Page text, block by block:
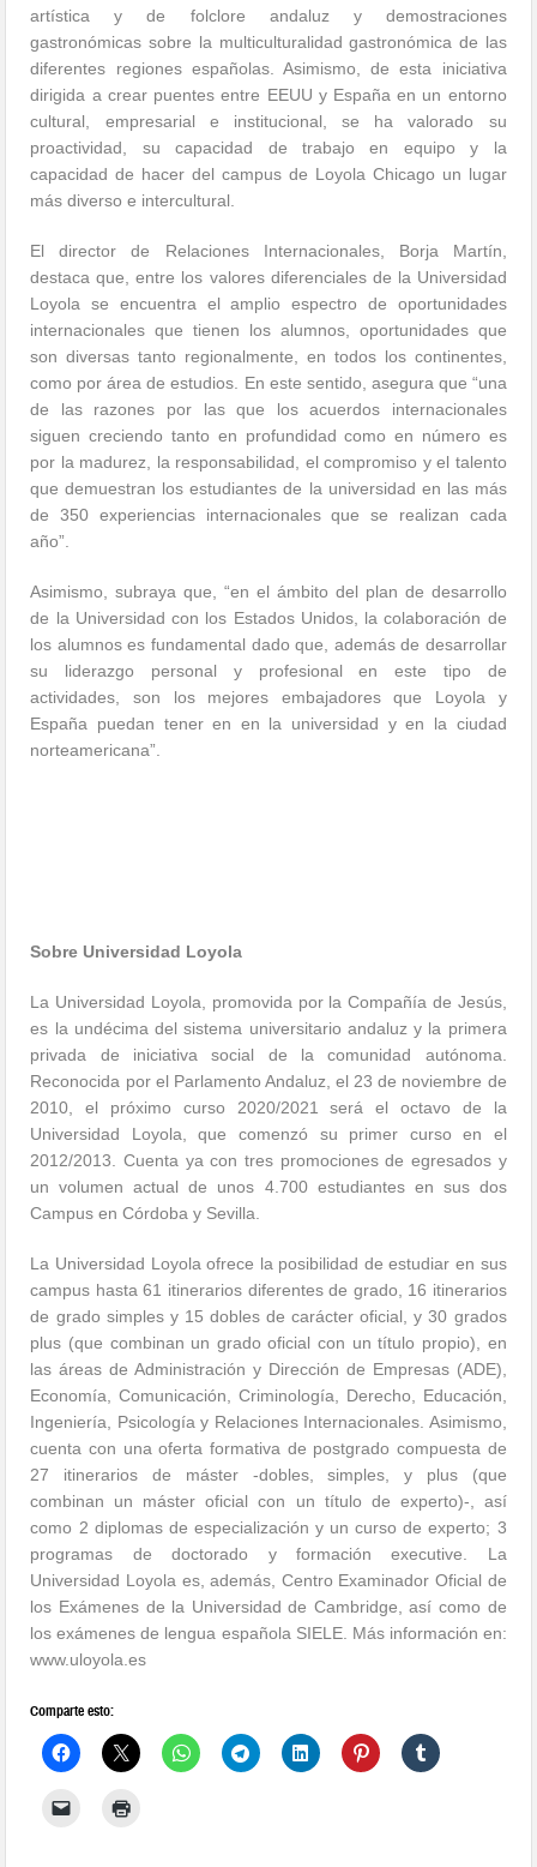
artística y de folclore andaluz y demostraciones
gastronómicas sobre la multiculturalidad gastronómica de las
diferentes regiones españolas. Asimismo, de esta iniciativa
dirigida a crear puentes entre EEUU y España en un entorno
cultural, empresarial e institucional, se ha valorado su
proactividad, su capacidad de trabajo en equipo y la
capacidad de hacer del campus de Loyola Chicago un lugar
más diverso e intercultural.
El director de Relaciones Internacionales, Borja Martín,
destaca que, entre los valores diferenciales de la Universidad
Loyola se encuentra el amplio espectro de oportunidades
internacionales que tienen los alumnos, oportunidades que
son diversas tanto regionalmente, en todos los continentes,
como por área de estudios. En este sentido, asegura que “una
de las razones por las que los acuerdos internacionales
siguen creciendo tanto en profundidad como en número es
por la madurez, la responsabilidad, el compromiso y el talento
que demuestran los estudiantes de la universidad en las más
de 350 experiencias internacionales que se realizan cada
año”.
Asimismo, subraya que, “en el ámbito del plan de desarrollo
de la Universidad con los Estados Unidos, la colaboración de
los alumnos es fundamental dado que, además de desarrollar
su liderazgo personal y profesional en este tipo de
actividades, son los mejores embajadores que Loyola y
España puedan tener en en la universidad y en la ciudad
norteamericana”.
Sobre Universidad Loyola
La Universidad Loyola, promovida por la Compañía de Jesús,
es la undécima del sistema universitario andaluz y la primera
privada de iniciativa social de la comunidad autónoma.
Reconocida por el Parlamento Andaluz, el 23 de noviembre de
2010, el próximo curso 2020/2021 será el octavo de la
Universidad Loyola, que comenzó su primer curso en el
2012/2013. Cuenta ya con tres promociones de egresados y
un volumen actual de unos 4.700 estudiantes en sus dos
Campus en Córdoba y Sevilla.
La Universidad Loyola ofrece la posibilidad de estudiar en sus
campus hasta 61 itinerarios diferentes de grado, 16 itinerarios
de grado simples y 15 dobles de carácter oficial, y 30 grados
plus (que combinan un grado oficial con un título propio), en
las áreas de Administración y Dirección de Empresas (ADE),
Economía, Comunicación, Criminología, Derecho, Educación,
Ingeniería, Psicología y Relaciones Internacionales. Asimismo,
cuenta con una oferta formativa de postgrado compuesta de
27 itinerarios de máster -dobles, simples, y plus (que
combinan un máster oficial con un título de experto)-, así
como 2 diplomas de especialización y un curso de experto; 3
programas de doctorado y formación executive. La
Universidad Loyola es, además, Centro Examinador Oficial de
los Exámenes de la Universidad de Cambridge, así como de
los exámenes de lengua española SIELE. Más información en:
www.uloyola.es
Comparte esto: